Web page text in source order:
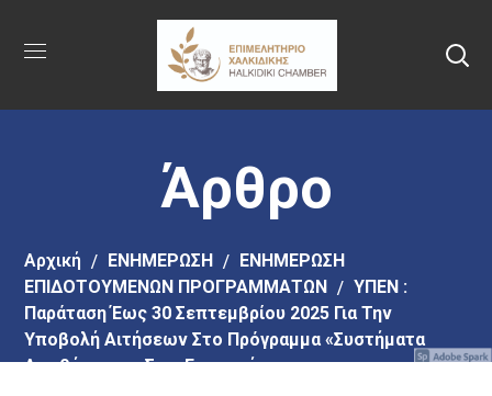
στο
περιεχόμενο
Άρθρο
Αρχική EΝΗΜΕΡΩΣΗ
ΕΝΗΜΕΡΩΣΗ
ΕΠΙΔΟΤΟΥΜΕΝΩΝ ΠΡΟΓΡΑΜΜΑΤΩΝ
ΥΠΕΝ :
Παράταση Έως 30 Σεπτεμβρίου 2025 Για Την
Υποβολή Αιτήσεων Στο Πρόγραμμα «Συστήματα
Αποθήκευσης Στις Επιχειρήσεις»